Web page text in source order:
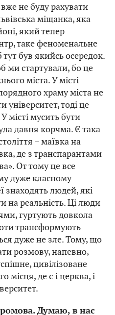
не буду рахувати
міщанка, яка
який тепер
таке феноменальне
був якийсь осередок.
ми стартували, бо це
міста. У місті
храму міста не
університет, тоді це
місті мусить бути
давня корчма. Є така
– маївка на
де з транспарантами
От тому це все
дуже класному
знаходять людей, які
на реальність. Ці люди
гуртують довкола
трансформують
дуже не зле. Тому, що
розмову, напевно,
цивілізоване
місця, де є і церква, і
Думаю, в нас